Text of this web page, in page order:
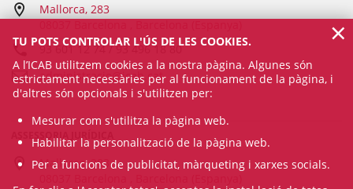
Mallorca, 283
93 601 12 74 / 93 496 18 80
administracio@icab.cat
ASSESSORIA JURÍDICA
Mallorca, 283
TU POTS CONTROLAR L'ÚS DE LES COOKIES.
A l’ICAB utilitzem cookies a la nostra pàgina. Algunes són
estrictament necessàries per al funcionament de la pàgina, i
d'altres són opcionals i s'utilitzen per:
Mesurar com s'utilitza la pàgina web.
Habilitar la personalització de la pàgina web.
Per a funcions de publicitat, màrqueting i xarxes socials.
×